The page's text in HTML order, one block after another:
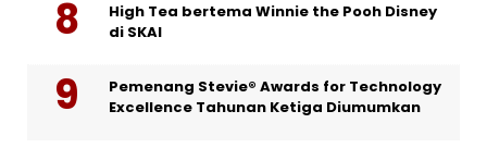
High Tea bertema Winnie the Pooh Disney
di SKAI
Pemenang Stevie® Awards for Technology
Excellence Tahunan Ketiga Diumumkan